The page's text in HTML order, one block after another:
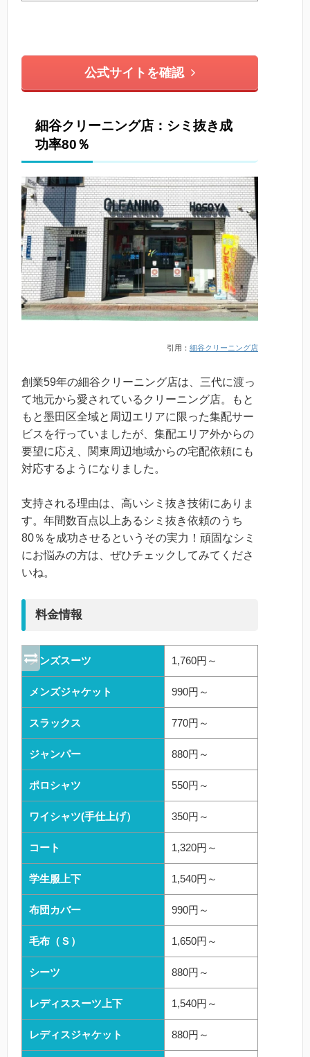
公式サイトを確認
細谷クリーニング店：シミ抜き成
功率80％
引用： 細谷クリーニング店
創業59年の細谷クリーニング店は、三代に渡っ
て地元から愛されているクリーニング店。もと
もと墨田区全域と周辺エリアに限った集配サー
ビスを行っていましたが、集配エリア外からの
要望に応え、関東周辺地域からの宅配依頼にも
対応するようになりました。
支持される理由は、高いシミ抜き技術にありま
す。年間数百点以上あるシミ抜き依頼のうち
80％を成功させるというその実力！頑固なシミ
にお悩みの方は、ぜひチェックしてみてくださ
いね。
料金情報
メンズスーツ 1,760円～
メンズジャケット 990円～
スラックス 770円～
ジャンパー 880円～
ポロシャツ 550円～
ワイシャツ(手仕上げ） 350円～
コート 1,320円～
学生服上下 1,540円～
布団カバー 990円～
毛布（Ｓ） 1,650円～
シーツ 880円～
レディススーツ上下 1,540円～
レディスジャケット 880円～